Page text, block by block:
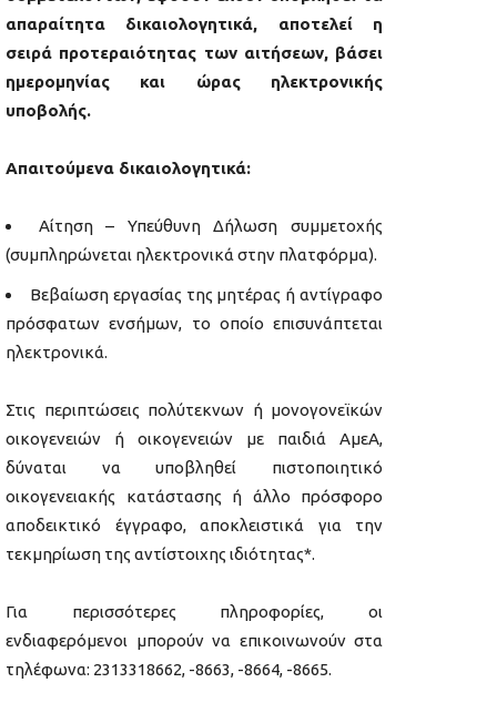
απαραίτητα δικαιολογητικά, αποτελεί η
σειρά προτεραιότητας των αιτήσεων, βάσει
ημερομηνίας και ώρας ηλεκτρονικής
υποβολής.
Απαιτούμενα δικαιολογητικά:
Αίτηση – Υπεύθυνη Δήλωση συμμετοχής
(συμπληρώνεται ηλεκτρονικά στην πλατφόρμα).
Βεβαίωση εργασίας της μητέρας ή αντίγραφο
πρόσφατων ενσήμων, το οποίο επισυνάπτεται
ηλεκτρονικά.
Στις περιπτώσεις πολύτεκνων ή μονογονεϊκών
οικογενειών ή οικογενειών με παιδιά ΑμεΑ,
δύναται να υποβληθεί πιστοποιητικό
οικογενειακής κατάστασης ή άλλο πρόσφορο
αποδεικτικό έγγραφο, αποκλειστικά για την
τεκμηρίωση της αντίστοιχης ιδιότητας*.
Για περισσότερες πληροφορίες, οι
ενδιαφερόμενοι μπορούν να επικοινωνούν στα
τηλέφωνα: 2313318662, -8663, -8664, -8665.